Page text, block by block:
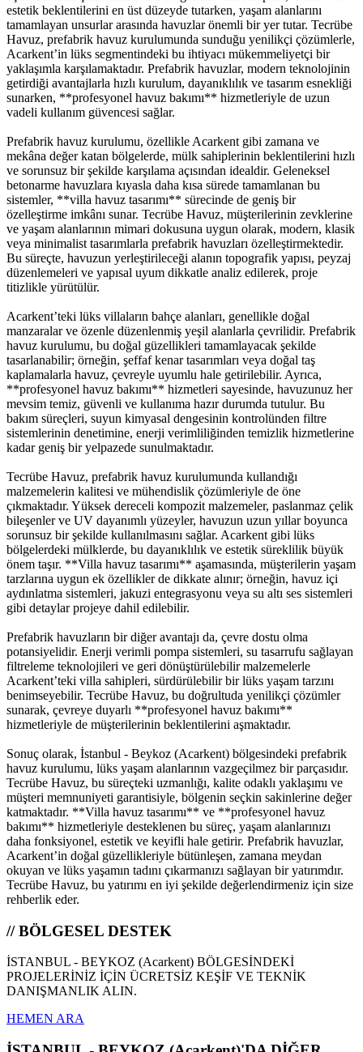
estetik beklentilerini en üst düzeyde tutarken, yaşam alanlarını
tamamlayan unsurlar arasında havuzlar önemli bir yer tutar. Tecrübe
Havuz, prefabrik havuz kurulumunda sunduğu yenilikçi çözümlerle,
Acarkent’in lüks segmentindeki bu ihtiyacı mükemmeliyetçi bir
yaklaşımla karşılamaktadır. Prefabrik havuzlar, modern teknolojinin
getirdiği avantajlarla hızlı kurulum, dayanıklılık ve tasarım esnekliği
sunarken, **profesyonel havuz bakımı** hizmetleriyle de uzun
vadeli kullanım güvencesi sağlar.
Prefabrik havuz kurulumu, özellikle Acarkent gibi zamana ve
mekâna değer katan bölgelerde, mülk sahiplerinin beklentilerini hızlı
ve sorunsuz bir şekilde karşılama açısından idealdir. Geleneksel
betonarme havuzlara kıyasla daha kısa sürede tamamlanan bu
sistemler, **villa havuz tasarımı** sürecinde de geniş bir
özelleştirme imkânı sunar. Tecrübe Havuz, müşterilerinin zevklerine
ve yaşam alanlarının mimari dokusuna uygun olarak, modern, klasik
veya minimalist tasarımlarla prefabrik havuzları özelleştirmektedir.
Bu süreçte, havuzun yerleştirileceği alanın topografik yapısı, peyzaj
düzenlemeleri ve yapısal uyum dikkatle analiz edilerek, proje
titizlikle yürütülür.
Acarkent’teki lüks villaların bahçe alanları, genellikle doğal
manzaralar ve özenle düzenlenmiş yeşil alanlarla çevrilidir. Prefabrik
havuz kurulumu, bu doğal güzellikleri tamamlayacak şekilde
tasarlanabilir; örneğin, şeffaf kenar tasarımları veya doğal taş
kaplamalarla havuz, çevreyle uyumlu hale getirilebilir. Ayrıca,
**profesyonel havuz bakımı** hizmetleri sayesinde, havuzunuz her
mevsim temiz, güvenli ve kullanıma hazır durumda tutulur. Bu
bakım süreçleri, suyun kimyasal dengesinin kontrolünden filtre
sistemlerinin denetimine, enerji verimliliğinden temizlik hizmetlerine
kadar geniş bir yelpazede sunulmaktadır.
Tecrübe Havuz, prefabrik havuz kurulumunda kullandığı
malzemelerin kalitesi ve mühendislik çözümleriyle de öne
çıkmaktadır. Yüksek dereceli kompozit malzemeler, paslanmaz çelik
bileşenler ve UV dayanımlı yüzeyler, havuzun uzun yıllar boyunca
sorunsuz bir şekilde kullanılmasını sağlar. Acarkent gibi lüks
bölgelerdeki mülklerde, bu dayanıklılık ve estetik süreklilik büyük
önem taşır. **Villa havuz tasarımı** aşamasında, müşterilerin yaşam
tarzlarına uygun ek özellikler de dikkate alınır; örneğin, havuz içi
aydınlatma sistemleri, jakuzi entegrasyonu veya su altı ses sistemleri
gibi detaylar projeye dahil edilebilir.
Prefabrik havuzların bir diğer avantajı da, çevre dostu olma
potansiyelidir. Enerji verimli pompa sistemleri, su tasarrufu sağlayan
filtreleme teknolojileri ve geri dönüştürülebilir malzemelerle
Acarkent’teki villa sahipleri, sürdürülebilir bir lüks yaşam tarzını
benimseyebilir. Tecrübe Havuz, bu doğrultuda yenilikçi çözümler
sunarak, çevreye duyarlı **profesyonel havuz bakımı**
hizmetleriyle de müşterilerinin beklentilerini aşmaktadır.
Sonuç olarak, İstanbul - Beykoz (Acarkent) bölgesindeki prefabrik
havuz kurulumu, lüks yaşam alanlarının vazgeçilmez bir parçasıdır.
Tecrübe Havuz, bu süreçteki uzmanlığı, kalite odaklı yaklaşımı ve
müşteri memnuniyeti garantisiyle, bölgenin seçkin sakinlerine değer
katmaktadır. **Villa havuz tasarımı** ve **profesyonel havuz
bakımı** hizmetleriyle desteklenen bu süreç, yaşam alanlarınızı
daha fonksiyonel, estetik ve keyifli hale getirir. Prefabrik havuzlar,
Acarkent’in doğal güzellikleriyle bütünleşen, zamana meydan
okuyan ve lüks yaşamın tadını çıkarmanızı sağlayan bir yatırımdır.
Tecrübe Havuz, bu yatırımı en iyi şekilde değerlendirmeniz için size
rehberlik eder.
// BÖLGESEL DESTEK
İSTANBUL - BEYKOZ (Acarkent) BÖLGESİNDEKİ
PROJELERİNİZ İÇİN ÜCRETSİZ KEŞİF VE TEKNİK
DANIŞMANLIK ALIN.
HEMEN ARA